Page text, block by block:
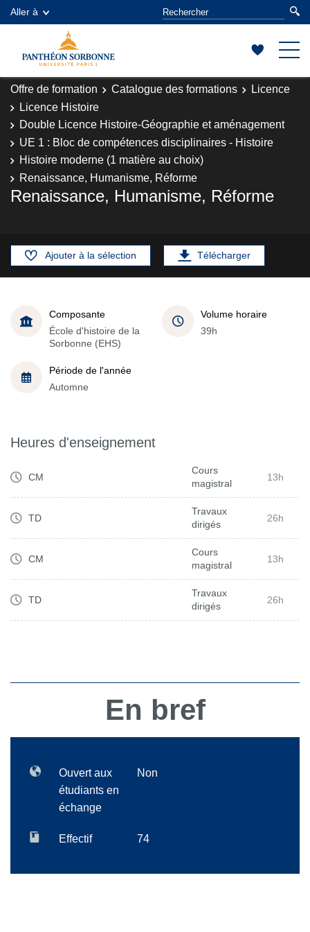
Aller à
Offre de formation Catalogue des formations
Licence
Licence Histoire
Double Licence Histoire-Géographie et aménagement
UE 1 : Bloc de compétences disciplinaires - Histoire
Histoire moderne (1 matière au choix)
Renaissance, Humanisme, Réforme
Renaissance, Humanisme, Réforme
Ajouter à la sélection Télécharger
Composante
École d'histoire de la
Sorbonne (EHS)
Volume horaire
39h
Période de l'année
Automne
Heures d'enseignement
CM
Cours
magistral
13h
TD
Travaux
dirigés
26h
CM
Cours
magistral
13h
TD
Travaux
dirigés
26h
En bref
Ouvert aux
étudiants en
échange
Non
Effectif 74